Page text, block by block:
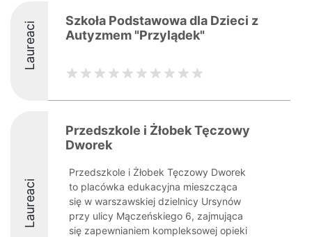
Laureaci
Szkoła Podstawowa dla Dzieci z
Autyzmem "Przylądek"
Laureaci
Przedszkole i Żłobek Tęczowy
Dworek
Przedszkole i Żłobek Tęczowy Dworek
to placówka edukacyjna mieszcząca
się w warszawskiej dzielnicy Ursynów
przy ulicy Mączeńskiego 6, zajmująca
się zapewnianiem kompleksowej opieki